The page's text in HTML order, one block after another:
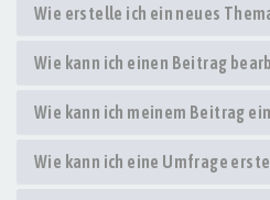
Wie erstelle ich ein neues
Wie kann ich einen Beitrag
Wie kann ich meinem Beitrag
Wie kann ich eine Umfrage